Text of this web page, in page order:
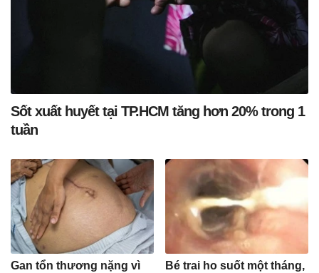
Sốt xuất huyết tại TP.HCM tăng hơn 20% trong 1
tuần
Gan tổn thương nặng vì
Bé trai ho suốt một tháng,